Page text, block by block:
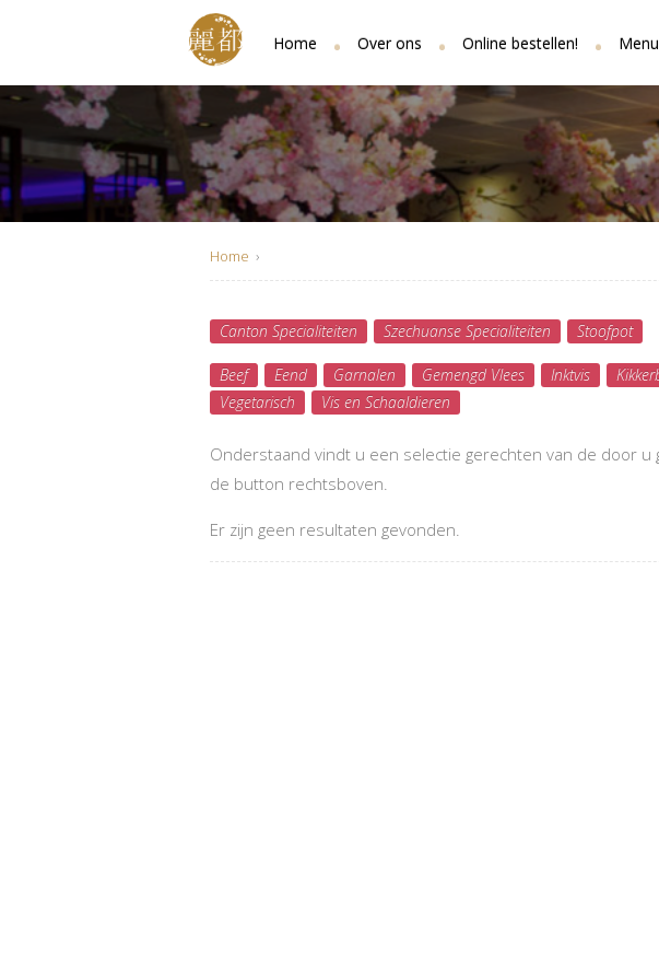
Home Over ons Online bestellen! Menu
Home ›
Canton Specialiteiten Szechuanse Specialiteiten Stoofpot
Beef Eend Garnalen Gemengd Vlees Inktvis
Vegetarisch
Vis en Schaaldieren
Onderstaand vindt u een selectie gerechten van de door u
de button rechtsboven.
Er zijn geen resultaten gevonden.